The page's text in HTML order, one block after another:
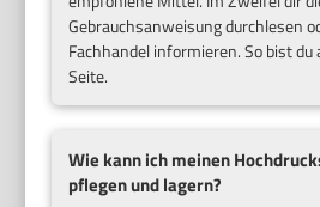
Gebrauchsanweisung durchlesen
Fachhandel informieren. So bist du
Seite.
Wie kann ich meinen
pflegen und lagern?